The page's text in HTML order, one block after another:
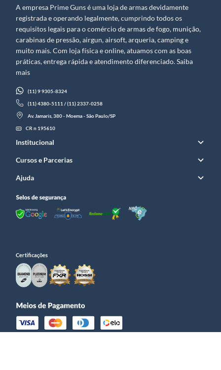
A empresa Prime Guns é uma loja de armas devidamente
registrada e operando legalmente, cumprindo todos os
requisitos legais para o comércio de armas de fogo, munição,
carabinas de pressão, airgun, airsoft, arqueria, camping e
muito mais. Com loja física e online, atuamos com as boas
práticas, entrega rápida e atendimento diferenciado. Saiba
mais
(11) 9 9305-8324
(11) 4380-5111 / (11) 2337-0258
Av. Jamaris, 380 - Moema - São Paulo/SP
CR n 195610
Institucional
Cursos e Parcerias
Ajuda
Certificações